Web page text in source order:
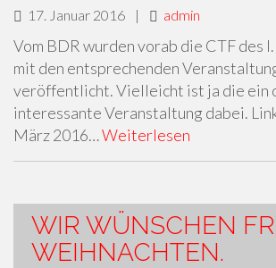
17. Januar 2016 | admin
Vom BDR wurden vorab die CTF des
mit den entsprechenden
veröffentlicht. Vielleicht ist ja die ein
interessante Veranstaltung dabei.
März 2016…Weiterlesen
WIR WÜNSCHEN
WEIHNACHTEN.